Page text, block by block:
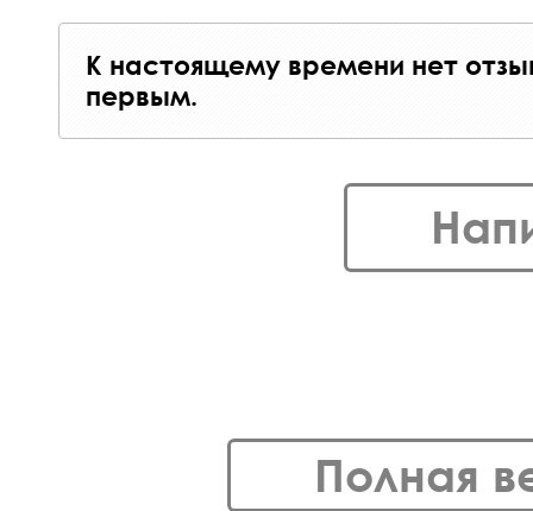
К настоящему времени нет
первым.
Полная